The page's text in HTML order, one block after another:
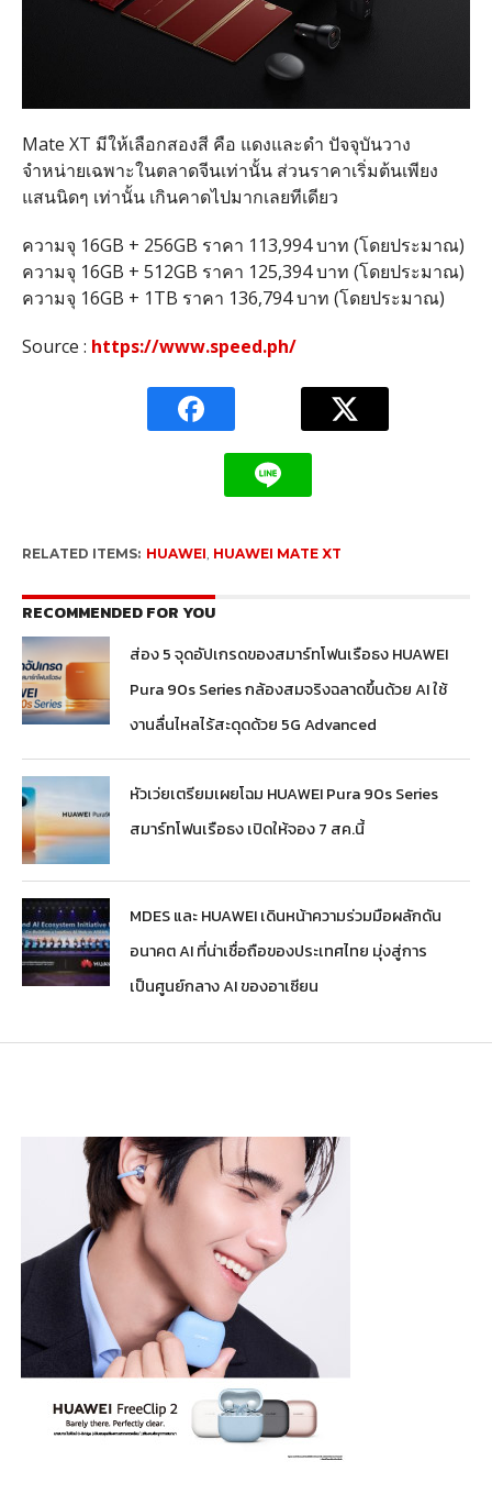
Mate XT มีให้เลือกสองสี คือ แดงและดำ ปัจจุบันวาง
จำหน่ายเฉพาะในตลาดจีนเท่านั้น ส่วนราคาเริ่มต้นเพียง
แสนนิดๆ เท่านั้น เกินคาดไปมากเลยทีเดียว
ความจุ 16GB + 256GB ราคา 113,994 บาท (โดยประมาณ)
ความจุ 16GB + 512GB ราคา 125,394 บาท (โดยประมาณ)
ความจุ 16GB + 1TB ราคา 136,794 บาท (โดยประมาณ)
Source : https://www.speed.ph/
RELATED ITEMS: HUAWEI HUAWEI MATE XT
RECOMMENDED FOR YOU
ส่อง 5 จุดอัปเกรดของสมาร์ทโฟนเรือธง HUAWEI
Pura 90s Series กล้องสมจริงฉลาดขึ้นด้วย AI ใช้
งานลื่นไหลไร้สะดุดด้วย 5G Advanced
หัวเว่ยเตรียมเผยโฉม HUAWEI Pura 90s Series
สมาร์ทโฟนเรือธง เปิดให้จอง 7 สค.นี้
MDES และ HUAWEI เดินหน้าความร่วมมือผลักดัน
อนาคต AI ที่น่าเชื่อถือของประเทศไทย มุ่งสู่การ
เป็นศูนย์กลาง AI ของอาเซียน